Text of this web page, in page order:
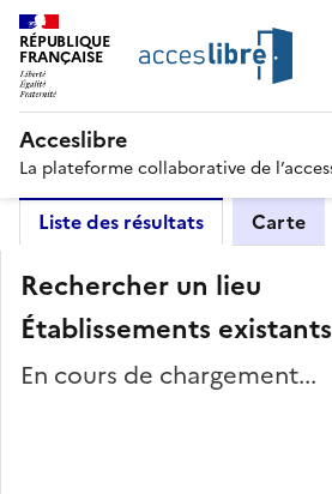
RÉPUBLIQUE
FRANÇAISE
Acceslibre
La plateforme collaborative de
Liste des résultats Carte
Rechercher un lieu
Établissements
En cours de chargement...